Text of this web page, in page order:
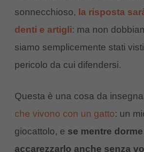
sonnecchioso, la risposta
denti e artigli: ma non
siamo semplicemente stati
pericolo da cui difendersi.
Questa è una cosa da
che vivono con un gatto: un
giocattolo, e se mentre
accarezzarlo anche senza